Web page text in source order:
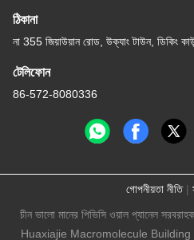
ঠিকানা
না 355 জিয়াউয়ান রোড, উক্যাং টাউন, ডিকিং
টেলিফোন
86-572-8080336
গোপনীয়তা নীতি|
চীন ভালো মানের পিভিসি ওয়াল প্যানেল
Huaxiajie Macromolecule Building